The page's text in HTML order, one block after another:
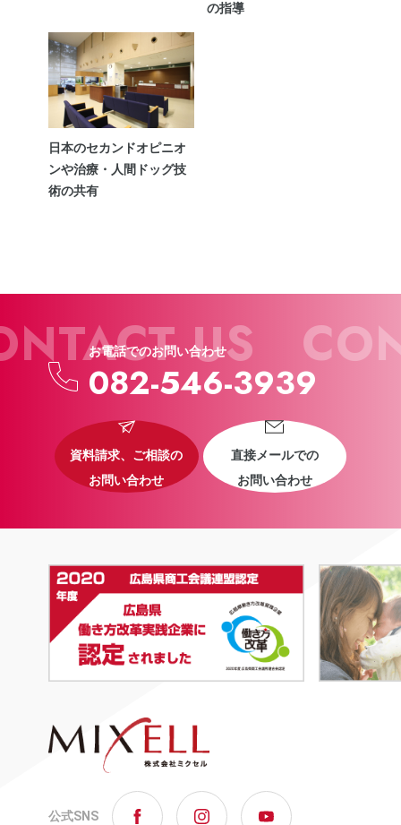
の指導
日本のセカンドオピニオ
ンや治療・人間ドッグ技
術の共有
US
お電話でのお問い合わせ
082-546-3939
資料請求、ご相談の
お問い合わせ
直接メールでの
お問い合わせ
公式SNS